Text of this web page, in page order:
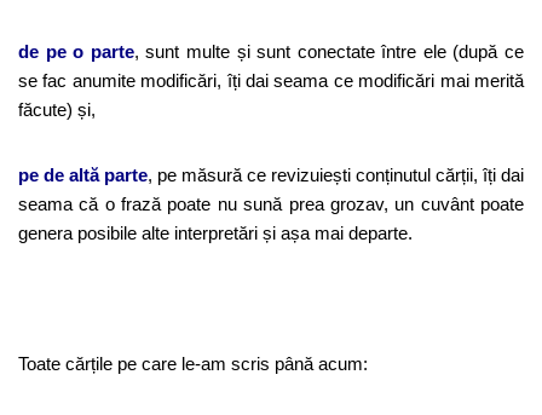
de pe o parte, sunt multe și sunt conectate între ele (după ce
se fac anumite modificări, îți dai seama ce modificări mai merită
făcute) și,
pe de altă parte, pe măsură ce revizuiești conținutul cărții, îți dai
seama că o frază poate nu sună prea grozav, un cuvânt poate
genera posibile alte interpretări și așa mai departe.
Toate cărțile pe care le-am scris până acum: